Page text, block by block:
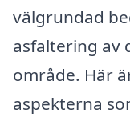
välgrundad
asfaltering av
område. Här
aspekterna